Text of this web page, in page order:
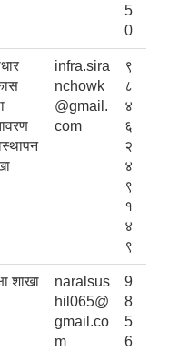
5
0
infra.sira
nchowk
@gmail.
com
९
८
४
६
२
४
९
१
४
९
शाखा
naralsus
hil065@
gmail.co
m
9
8
5
6